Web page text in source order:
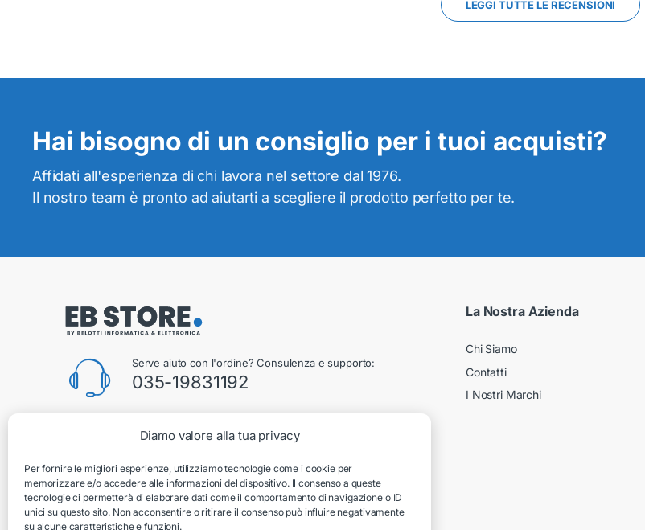
Diamo valore alla tua privacy
Per fornire le migliori esperienze, utilizziamo tecnologie come i cookie per
memorizzare e/o accedere alle informazioni del dispositivo. Il consenso a queste
tecnologie ci permetterà di elaborare dati come il comportamento di navigazione o ID
unici su questo sito. Non acconsentire o ritirare il consenso può influire negativamente
su alcune caratteristiche e funzioni.
LEGGI TUTTE LE RECENSIONI
Hai bisogno di un consiglio per i tuoi acquisti?
Affidati all'esperienza di chi lavora nel settore dal 1976.
Il nostro team è pronto ad aiutarti a scegliere il prodotto perfetto per te.
Serve aiuto con l'ordine? Consulenza e supporto:
035-19831192
Via Silvio Pellico 2B, Villongo, 24060, Bergamo, Italia
La Nostra Azienda
Chi Siamo
Contatti
I Nostri Marchi